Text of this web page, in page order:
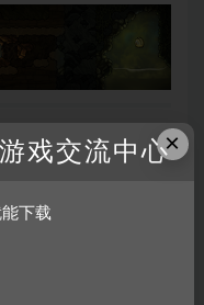
×
戏交流中心
下载